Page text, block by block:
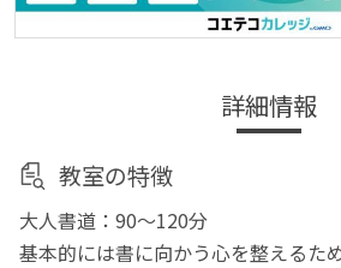
詳細情報
教室の特徴
大人書道：90～120分
基本的には書に向かう心を整えるた